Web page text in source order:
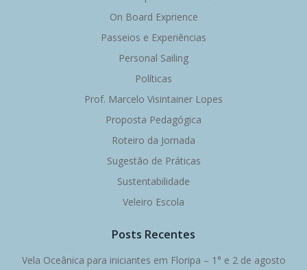
On Board Exprience
Passeios e Experiências
Personal Sailing
Políticas
Prof. Marcelo Visintainer Lopes
Proposta Pedagógica
Roteiro da Jornada
Sugestão de Práticas
Sustentabilidade
Veleiro Escola
Posts Recentes
Vela Oceânica para iniciantes em Floripa – 1° e 2 de agosto